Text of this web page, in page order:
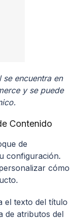
encuentra en
y se puede
Contenido
de
configuración.
cómo
el texto del título
de atributos del